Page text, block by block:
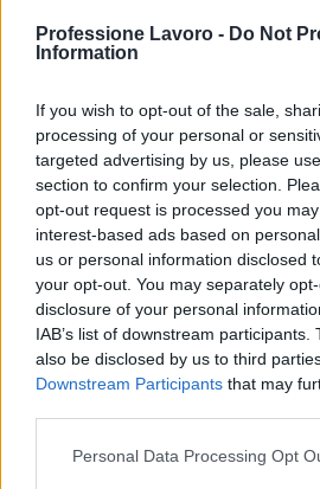
Professione Lavoro - Do Not
Information
If you wish to opt-out of the sale,
processing of your personal or
targeted advertising by us, please
section to confirm your selection.
opt-out request is processed you
interest-based ads based on
us or personal information disclosed
your opt-out. You may separately
disclosure of your personal
IAB’s list of downstream
also be disclosed by us to third
Downstream Participants that may
Please note that this website/app
Personal Data Processing Opt